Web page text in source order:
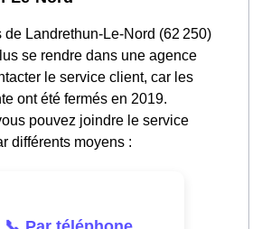
de Landrethun-Le-Nord (62 250)
se rendre dans une agence
le service client, car les
ont été fermés en 2019.
pouvez joindre le service
différents moyens :